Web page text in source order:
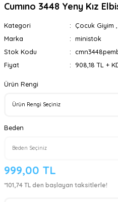
Cumıno 3448 Yeny Kız
Kategori Çocuk Giyim
Marka
ministok
Stok Kodu
Fiyat
908,18 TL +
Ürün Rengi
Beden
999,00 TL
*101,74 TL den başlayan taksitlerle!